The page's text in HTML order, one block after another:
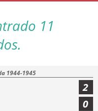
11
1944-1945
2
0